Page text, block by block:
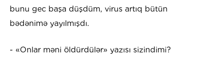
bunu gec başa düşdüm, virus artıq bütün
bədənimə yayılmışdı.
- «Onlar məni öldürdülər» yazısı sizindimi?